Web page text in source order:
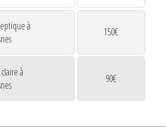
à
150€
à
90€